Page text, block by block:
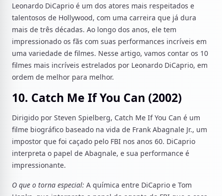
Leonardo DiCaprio é um dos atores mais respeitados e
talentosos de Hollywood, com uma carreira que já dura
mais de três décadas. Ao longo dos anos, ele tem
impressionado os fãs com suas performances incríveis em
uma variedade de filmes. Nesse artigo, vamos contar os 10
filmes mais incríveis estrelados por Leonardo DiCaprio, em
ordem de melhor para melhor.
10. Catch Me If You Can (2002)
Dirigido por Steven Spielberg, Catch Me If You Can é um
filme biográfico baseado na vida de Frank Abagnale Jr., um
impostor que foi caçado pelo FBI nos anos 60. DiCaprio
interpreta o papel de Abagnale, e sua performance é
impressionante.
O que o torna especial: A química entre DiCaprio e Tom